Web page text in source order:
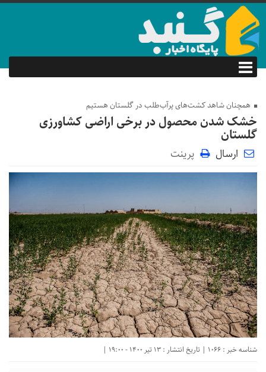
همچنان شاهد کشت‌های پرآب‌طلب در گلستان هستیم
خشک شدن محصول در برخی اراضی کشاورزی
گلستان
ارسال پرینت
شناسه خبر : 1066 | تاریخ انتشار : 13 تیر 1400 - 19:00 |